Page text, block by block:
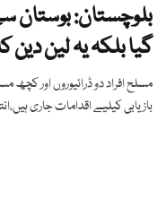
بلوچستان: بوستان
گیا بلکہ یہ لین
مسلح افراد دو ڈرائیوروں اور کچھ
بازیابی کیلیے اقدامات جاری